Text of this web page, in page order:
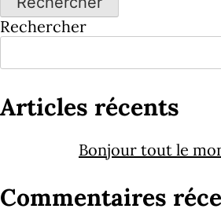
Rechercher
Articles récents
Bonjour tout le
Commentaires